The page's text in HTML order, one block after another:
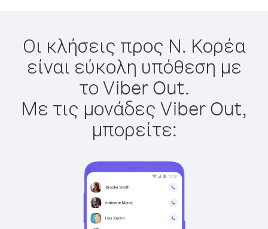
Οι κλήσεις προς Ν. Κορέα
είναι εύκολη υπόθεση με
το Viber Out.
Με τις μονάδες Viber Out,
μπορείτε: